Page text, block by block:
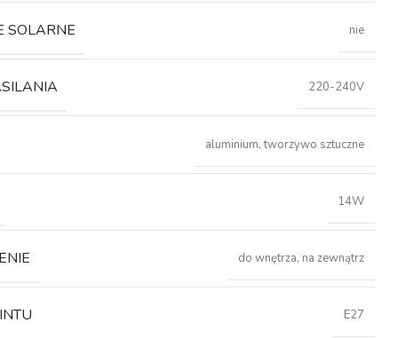
SOLARNE nie
220-240V
aluminium, tworzywo sztuczne
14W
do wnętrza, na zewnątrz
E27